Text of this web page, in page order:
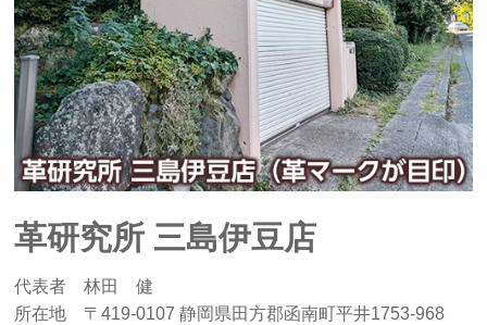
革研究所 三島伊豆店
代表者 林田 健
所在地 〒419-0107 静岡県田方郡函南町平井1753-968